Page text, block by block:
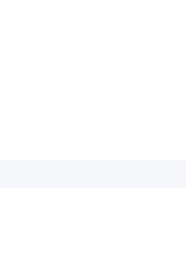
社区小型消防站站房设施设